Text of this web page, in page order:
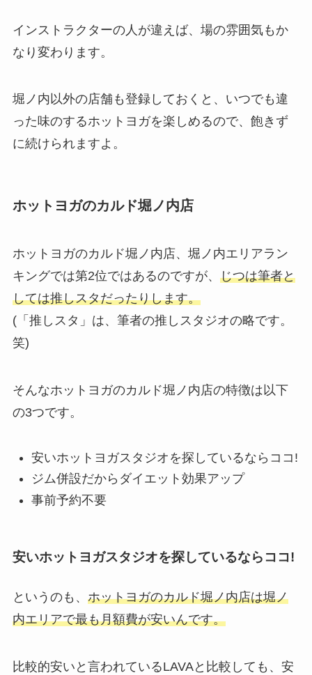
インストラクターの人が違えば、場の雰囲気もか
なり変わります。
堀ノ内以外の店舗も登録しておくと、いつでも違
った味のするホットヨガを楽しめるので、飽きず
に続けられますよ。
ホットヨガのカルド堀ノ内店
ホットヨガのカルド堀ノ内店、堀ノ内エリアラン
キングでは第2位ではあるのですが、 じつは筆者と
しては推しスタだったりします。
(「推しスタ」は、筆者の推しスタジオの略です。
笑)
そんなホットヨガのカルド堀ノ内店の特徴は以下
の3つです。
安いホットヨガスタジオを探しているならココ!
ジム併設だからダイエット効果アップ
事前予約不要
安いホットヨガスタジオを探しているならココ!
というのも、 ホットヨガのカルド堀ノ内店は堀ノ
内エリアで最も月額費が安いんです。
比較的安いと言われているLAVAと比較しても、安